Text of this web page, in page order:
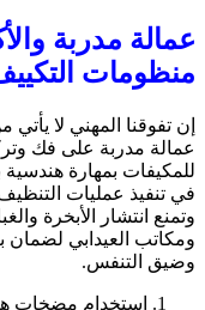
عمالة مدربة
منظومات
إن تفوقنا المهني لا
عمالة مدربة على فك
للمكيفات بمهارة هندسية
في تنفيذ عمليات
وتمنع انتشار الأبخرة
ومكاتب العيدابي
وضيق التنفس.
استخدام مضخات